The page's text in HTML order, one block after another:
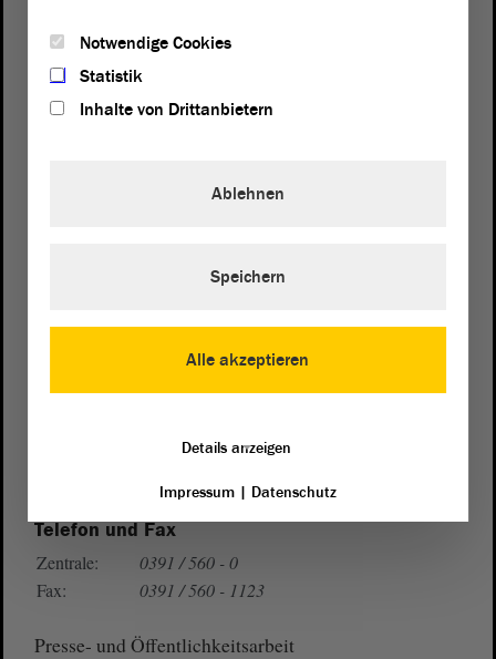
Landtagvon Sachsen-Anhalt
Wegbeschreibung
Telefon und Fax
Zentrale:
0391 / 560 - 0
Fax:
0391 / 560 - 1123
Presse- und Öffentlichkeitsarbeit
Notwendige Cookies
Statistik
Inhalte von Drittanbietern
Alle akzeptieren
Ablehnen
Speichern
Details anzeigen
Impressum| Datenschutz